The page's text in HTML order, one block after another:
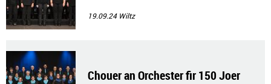
19.09.24 Wiltz
Chouer an Orchester fir 150 Joer